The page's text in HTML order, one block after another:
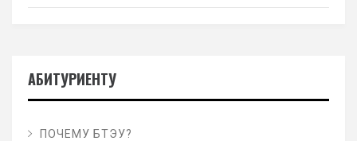
АБИТУРИЕНТУ
ПОЧЕМУ БТЭУ?